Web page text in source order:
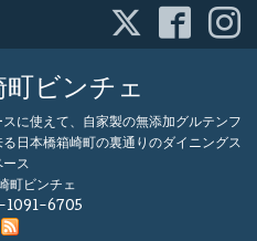
町ビンチェ
に使えて、自家製の無添加グルテンフ
日本橋箱崎町の裏通りのダイニングス
ース
町ビンチェ
1091-6705